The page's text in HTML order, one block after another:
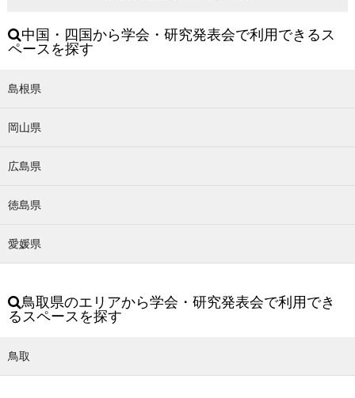
中国・四国から学会・研究発表会で利用できるス
ペースを探す
島根県
岡山県
広島県
徳島県
愛媛県
鳥取県のエリアから学会・研究発表会で利用でき
るスペースを探す
鳥取